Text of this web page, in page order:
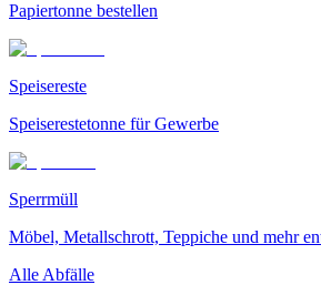
Papiertonne bestellen
Speisereste
Speiserestetonne für Gewerbe
Sperrmüll
Möbel, Metallschrott, Teppiche und mehr
Alle Abfälle